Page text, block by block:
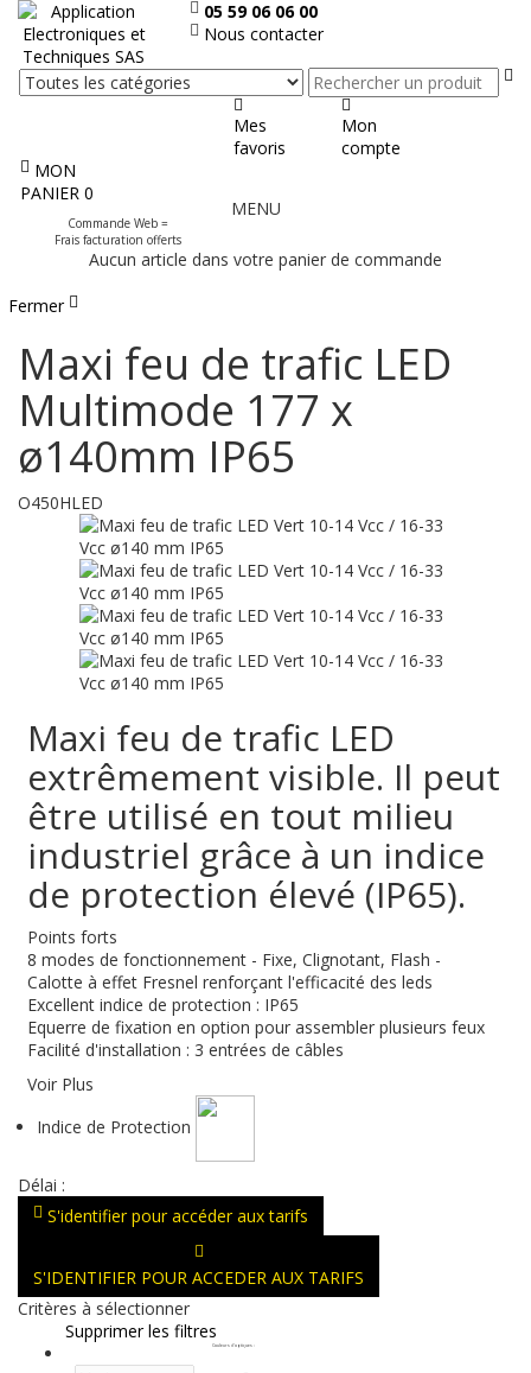
05 59 06 06 00
Nous contacter
Mes
favoris
Mon
compte
MON
PANIER 0
Commande Web =
Frais facturation offerts
le
MENU
Aucun article dans votre panier de commande
Fermer
Maxi feu de trafic LED
Multimode 177 x
ø140mm IP65
O450HLED
Maxi feu de trafic LED
extrêmement visible. Il peut
être utilisé en tout milieu
industriel grâce à un indice
de protection élevé (IP65).
Points forts
8 modes de fonctionnement - Fixe, Clignotant, Flash -
Calotte à effet Fresnel renforçant l'efficacité des leds
Excellent indice de protection : IP65
Equerre de fixation en option pour assembler plusieurs feux
Facilité d'installation : 3 entrées de câbles
Voir Plus
Indice de Protection
Délai :
S'identifier pour accéder aux tarifs
S'IDENTIFIER POUR ACCEDER AUX TARIFS
Critères à sélectionner
Supprimer les filtres
Couleurs d'optiques :